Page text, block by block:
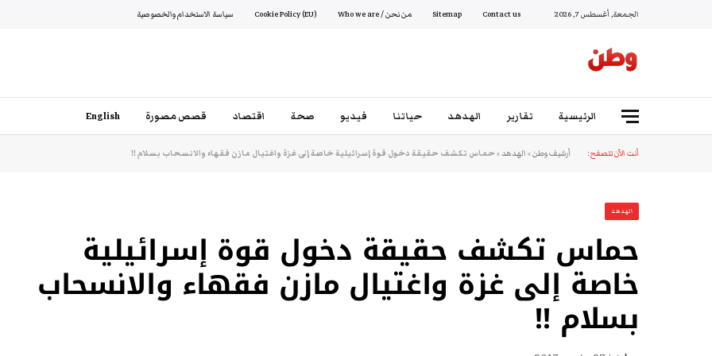
الجمعة, أغسطس 7, 2026 Contact us
Sitemap من نحن / Who we are Cookie Policy (EU) سياسة الاستخدام والخصوصية
الرئيسية تقارير الهدهد حياتنا فيديو صحة اقتصاد قصص مصورة English
أنت الآن تتصفح: أرشيف وطن»الهدهد»حماس تكشف حقيقة دخول قوة إسرائيلية خاصة إلى غزة واغتيال مازن فقهاء والانسحاب بسلام !!
الهدهد
حماس تكشف حقيقة دخول قوة إسرائيلية
خاصة إلى غزة واغتيال مازن فقهاء والانسحاب
بسلام !!